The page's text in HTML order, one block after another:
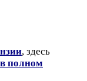
, здесь
в полном